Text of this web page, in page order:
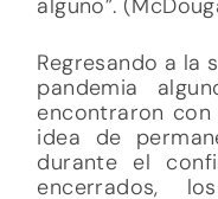
alguno”.
Regresando a la
pandemia
encontraron
idea de
durante el
encerrados,